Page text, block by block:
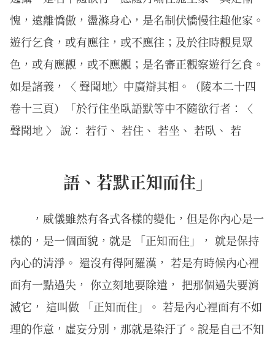
愧，遠離憍傲，盪滌身心，是名制伏憍慢往趣他家。
遊行乞食，或有應往，或不應往；及於往時觀見眾
色，或有應觀，或不應觀；是名審正觀察遊行乞食。
如是諸義，〈 聲聞地〉中廣辯其相。（陵本二十四
卷十三頁）「於行住坐臥語默等中不隨欲行者：〈
聲聞地 〉 說： 若行、 若住、 若坐、 若臥、 若
語、若默正知而住」
，威儀雖然有各式各樣的變化，但是你內心是一
樣的，是一個面貌，就是 「正知而住」， 就是保持
內心的清淨。 還沒有得阿羅漢， 若是有時候內心裡
面有一點過失， 你立刻地要除遣， 把那個過失要消
滅它， 這叫做 「正知而住」。 若是內心裡面有不如
理的作意，虛妄分別，那就是染汙了。說是自己不知